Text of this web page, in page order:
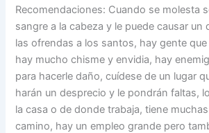
Recomendaciones: Cuando se molesta
sangre a la cabeza y le puede causar un
las ofrendas a los santos, hay gente
hay mucho chisme y envidia, hay
para hacerle daño, cuídese de un lugar
harán un desprecio y le pondrán faltas,
la casa o de donde trabaja, tiene
camino, hay un empleo grande pero